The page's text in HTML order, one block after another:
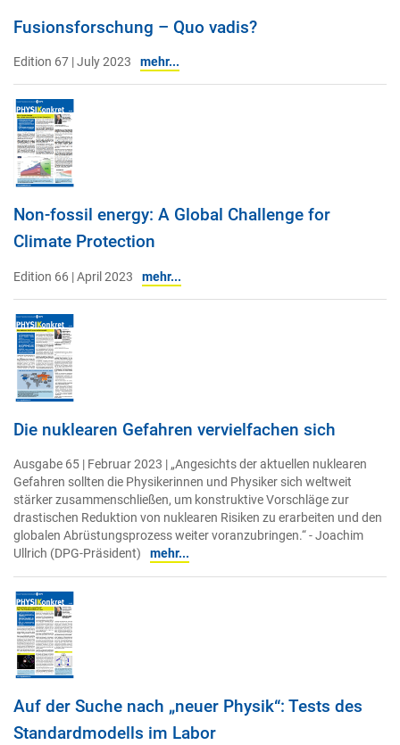
Fusionsforschung – Quo vadis?
Edition 67 | July 2023 mehr...
Non-fossil energy: A Global Challenge for
Climate Protection
Edition 66 | April 2023 mehr...
Die nuklearen Gefahren vervielfachen sich
Ausgabe 65 | Februar 2023 | „Angesichts der aktuellen nuklearen
Gefahren sollten die Physikerinnen und Physiker sich weltweit
stärker zusammenschließen, um konstruktive Vorschläge zur
drastischen Reduktion von nuklearen Risiken zu erarbeiten und den
globalen Abrüstungsprozess weiter voranzubringen.“ - Joachim
Ullrich (DPG-Präsident)
mehr...
Auf der Suche nach „neuer Physik“: Tests des
Standardmodells im Labor